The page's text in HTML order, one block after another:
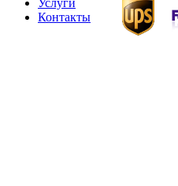
Услуги
Контакты